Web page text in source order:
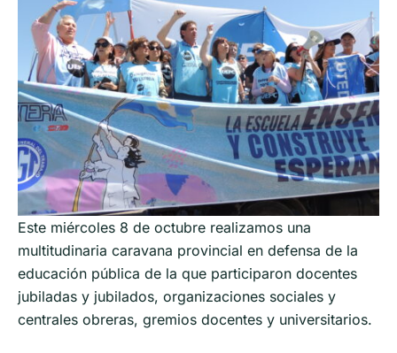
Este miércoles 8 de octubre realizamos una
multitudinaria caravana provincial en defensa de la
educación pública de la que participaron docentes
jubiladas y jubilados, organizaciones sociales y
centrales obreras, gremios docentes y universitarios.